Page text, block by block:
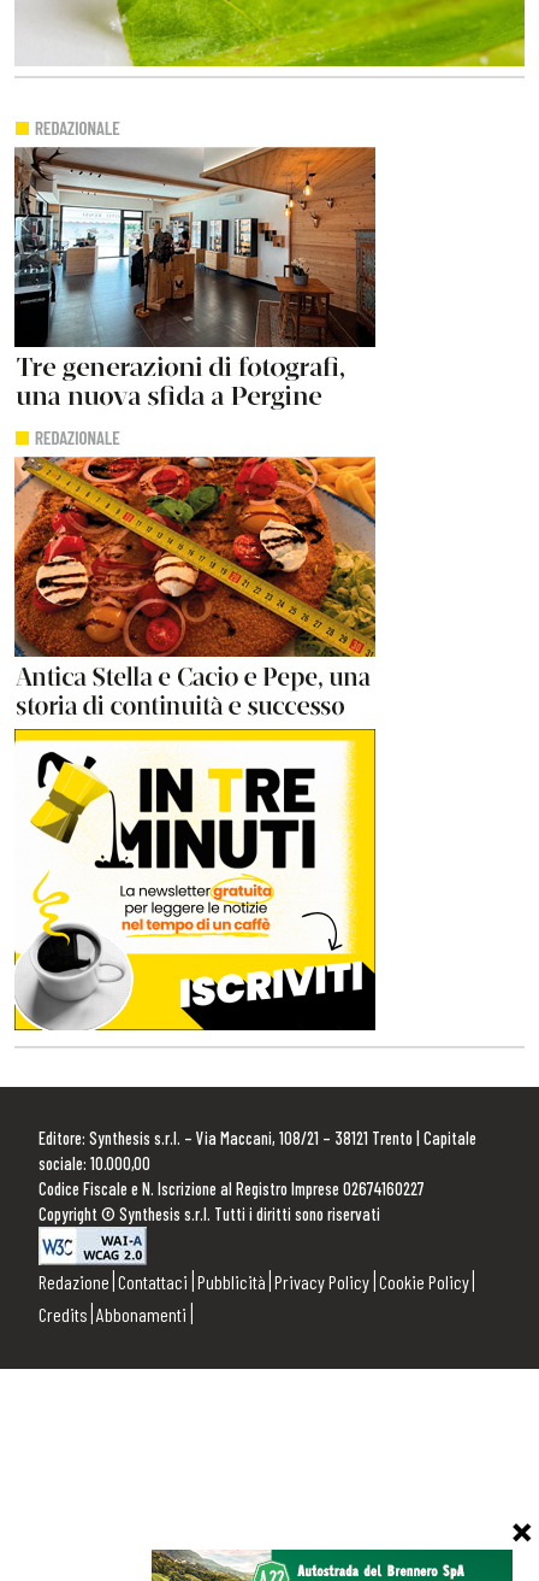
Editore: Synthesis s.r.l. – Via Maccani, 108/21 – 38121 Trento | Capitale
sociale: 10.000,00
Codice Fiscale e N. Iscrizione al Registro Imprese 02674160227
Copyright © Synthesis s.r.l. Tutti i diritti sono riservati
Redazione Contattaci Pubblicità Privacy Policy Cookie Policy
Credits Abbonamenti